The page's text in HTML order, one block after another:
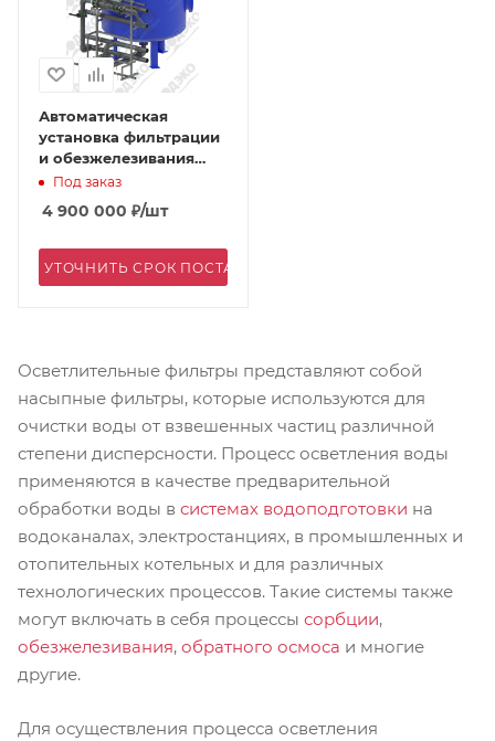
Автоматическая
установка фильтрации
и обезжелезивания
АКВАФЛОУ FD 4500/E-
Под заказ
4 900 000 ₽/шт
УТОЧНИТЬ СРОК ПОСТАВКИ
Осветлительные фильтры представляют собой
насыпные фильтры, которые используются для
очистки воды от взвешенных частиц различной
степени дисперсности. Процесс осветления воды
применяются в качестве предварительной
обработки воды в системах водоподготовки на
водоканалах, электростанциях, в промышленных и
отопительных котельных и для различных
технологических процессов. Такие системы также
могут включать в себя процессы сорбции,
обезжелезивания, обратного осмоса и многие
другие.
Для осуществления процесса осветления